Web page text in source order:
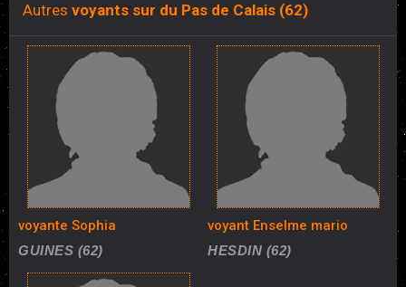
Autres voyants sur du Pas de Calais (62)
voyante Sophia
GUINES (62)
voyant Enselme mario
HESDIN (62)